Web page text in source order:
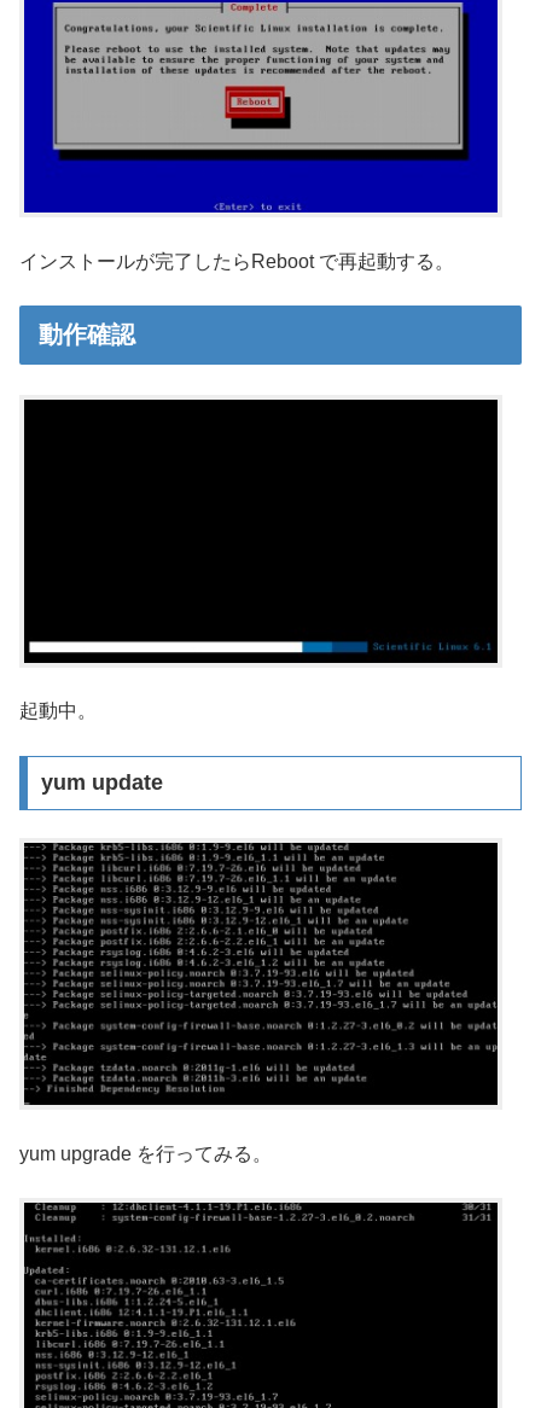
インストールが完了したらReboot で再起動する。
動作確認
起動中。
yum update
yum upgrade を行ってみる。